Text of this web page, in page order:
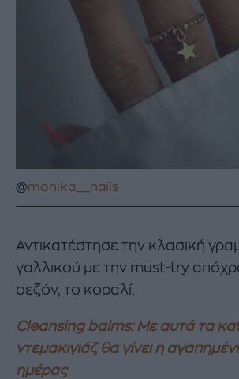
@monika__nails
Αντικατέστησε την κλασική
γαλλικού με την must-try
σεζόν, το κοραλί.
Cleansing balms: Με αυτά τα
ντεμακιγιάζ θα γίνει η
ημέρας